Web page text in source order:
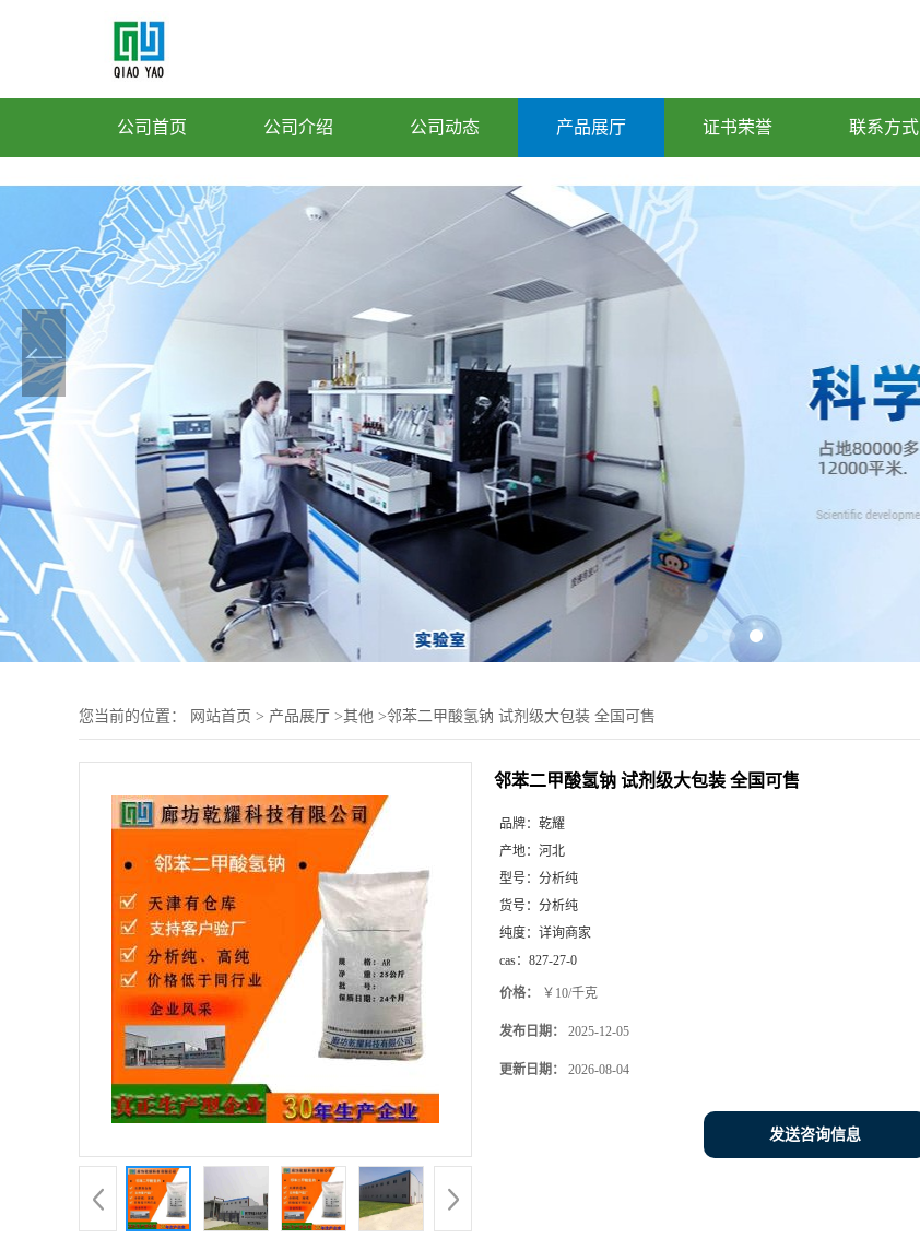
公司首页 公司介绍 公司动态 产品展厅 证书荣誉 联系方式
您当前的位置： 网站首页 > 产品展厅 >其他 >邻苯二甲酸氢钠 试剂级大包装 全国可售
邻苯二甲酸氢钠 试剂级大包装 全国可售
品牌： 乾耀
产地： 河北
型号： 分析纯
货号： 分析纯
纯度： 详询商家
cas： 827-27-0
价格： ￥10/千克
发布日期： 2025-12-05
更新日期： 2026-08-04
发送咨询信息